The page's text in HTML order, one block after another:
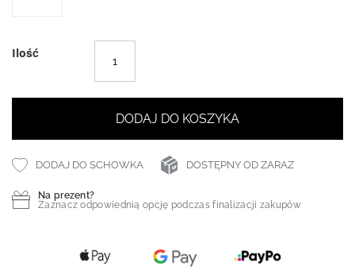
Ilość
DODAJ DO KOSZYKA
DODAJ DO SCHOWKA DOSTĘPNY OD ZARAZ
Na prezent?
Zaznacz odpowiednią opcję podczas finalizacji zakupów